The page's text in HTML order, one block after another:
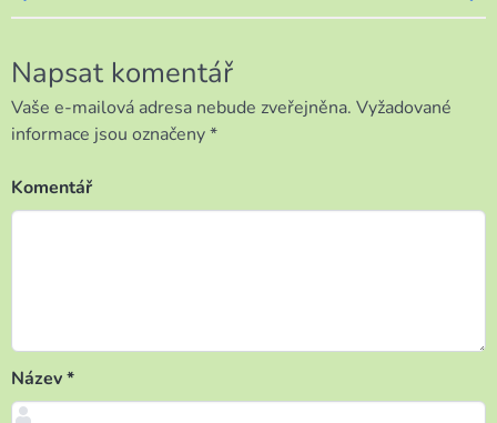
příspěvek
Napsat komentář
Vaše e-mailová adresa nebude zveřejněna. Vyžadované
informace jsou označeny*
Komentář
Název*